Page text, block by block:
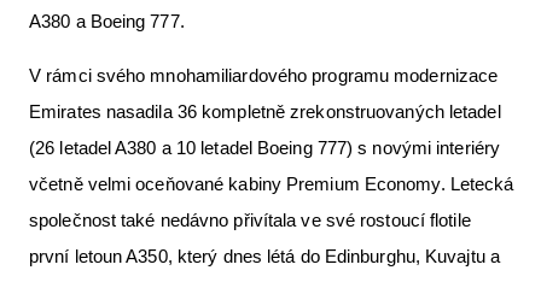
A380 a Boeing 777.
V rámci svého mnohamiliardového programu modernizace
Emirates nasadila 36 kompletně zrekonstruovaných letadel
(26 letadel A380 a 10 letadel Boeing 777) s novými interiéry
včetně velmi oceňované kabiny Premium Economy. Letecká
společnost také nedávno přivítala ve své rostoucí flotile
první letoun A350, který dnes létá do Edinburghu, Kuvajtu a